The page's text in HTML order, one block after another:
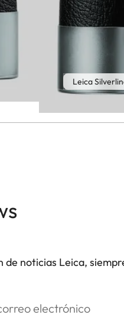
Leica
de noticias Leica,